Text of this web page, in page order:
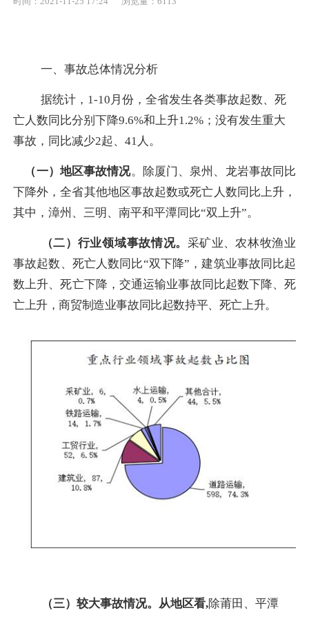
一、事故总体情况分析
据统计， 1-10 月份，全省发生各类事故起数、死
亡人数同比分别下降9.6%和上升1.2% ；没有发生重大
事故，同比减少2起、 41 人。
（一） 地区事故情况。 除厦门、 泉州 、龙岩事故同比
下降外 ，全省其他地区事故起数或死亡人数同比上升，
其中 ，漳州、三明 、 南平和平潭同比“双上升”。
（二）行业领域事故情况。采矿业、农林牧渔业
事故起数、死亡人数同比“双下降”，建筑业事故同比起
数上升、死亡下降，交通运输业事故同比起数下降、死
亡上升，商贸制造业事故同比起数持平、死亡上升。
（三）较大事故情况。 从地区看,除莆田、平潭